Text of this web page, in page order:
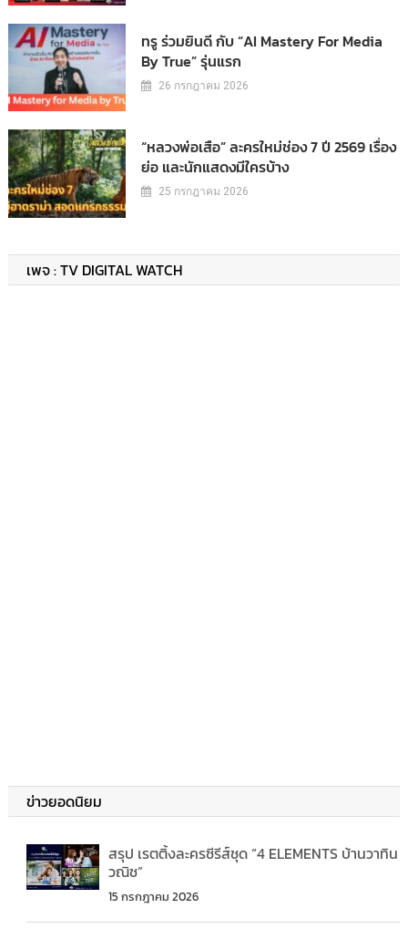
ทรู ร่วมยินดี กับ “AI Mastery For Media
By True” รุ่นแรก
26 กรกฎาคม 2026
“หลวงพ่อเสือ” ละครใหม่ช่อง 7 ปี 2569 เรื่อง
ย่อ และนักแสดงมีใครบ้าง
25 กรกฎาคม 2026
เพจ : TV DIGITAL WATCH
ข่าวยอดนิยม
สรุป เรตติ้งละครซีรีส์ชุด “4 ELEMENTS บ้านวาทิน
วณิช”
15 กรกฎาคม 2026